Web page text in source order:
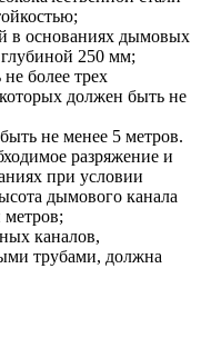
в основаниях дымовых
250 мм;
более трех
должен быть не
не менее 5 метров.
разряжение и
при условии
дымового канала
метров;
каналов,
трубами, должна